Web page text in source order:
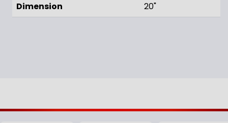
Dimension
20"